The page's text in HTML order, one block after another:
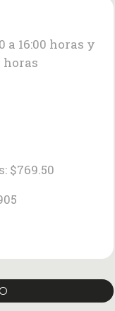
a 16:00 horas y
horas
$769.50